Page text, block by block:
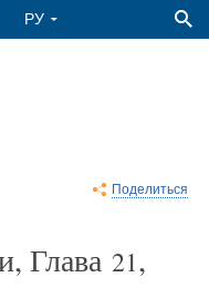
Поделиться
Глава 21,